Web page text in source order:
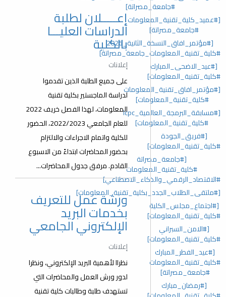
#جامعة_مصراتة]
[#عميد_كلية_تقنية_المعلومات
#جامعة_مصراتة]
[#مؤتمر_افاق_النسخة_الثانية_2026
#كلية_تقنية_المعلومات_جامعة_مصراتة]
[#عيد_الاضحى_المبارك
#كلية_تقنية_المعلومات]
[#مؤتمر_افاق_تقنية_المعلومات
#كلية_تقنية_المعلومات]
[#مسابقة_البرمجة_العالمية_lcpc
#كلية_تقنية_المعلومات]
[#فريق_الجودة
#كلية_تقنية_المعلومات]
[#جامعة_مصراتة
#كلية_تقنية_المعلومات
#الاقتصاد_الرقمي_والذكاء_الاصطناعي]
[#ملتقى_الطلاب_الجدد_بكلية_تقنية_المعلومات]
[#اجتماع_مجلس_الكلية
#كلية_تقنية_المعلومات]
[#الامن_السبراني
#كلية_تقنية_المعلومات]
[#عيد_الفطر_المبارك
#كلية_تقنية_المعلومات
#جامعة_مصراتة]
[#رمضان_مبارك
إعـــــلان لطلبة
الدراسات العليـــا
بالكلية
إعلانات
على جميع الطلبة الذين تقدموا
لدراسة الماجستير بكلية تقنية
المعلومات، لهذا الفصل خريف 2022
للعام الجامعي 2022/2023، الحضور
للكلية واتمام الاجراءات والالتزام
بحضور المحاضرات ابتداءً من الاسبوع
القادم. مرفق جدول المحاضرات...
ورشة عمل للتعريف
بخدمات البريد
الإلكتروني الجامعي
إعلانات
نظراا ﻷهمية البريد الإلكتروني، ونظرا
لدور ورش العمل والمحاضرات التي
تستهدف طلبة وطالبات كلية تقنية